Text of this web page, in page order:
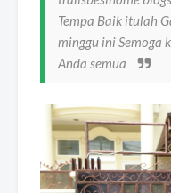
Tempa Baik itulah
minggu ini Semoga
Anda semua